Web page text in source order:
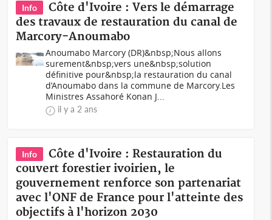
Info
Côte d'Ivoire : Vers le démarrage
des travaux de restauration du canal de
Marcory-Anoumabo
Anoumabo Marcory (DR)&nbsp;Nous allons
surement&nbsp;vers une&nbsp;solution
définitive pour&nbsp;la restauration du canal
d’Anoumabo dans la commune de Marcory.Les
Ministres Assahoré Konan J...
il y a 2 ans
Info
Côte d'Ivoire : Restauration du
couvert forestier ivoirien, le
gouvernement renforce son partenariat
avec l'ONF de France pour l'atteinte des
objectifs à l'horizon 2030